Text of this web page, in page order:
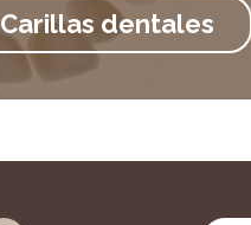
Carillas dentales